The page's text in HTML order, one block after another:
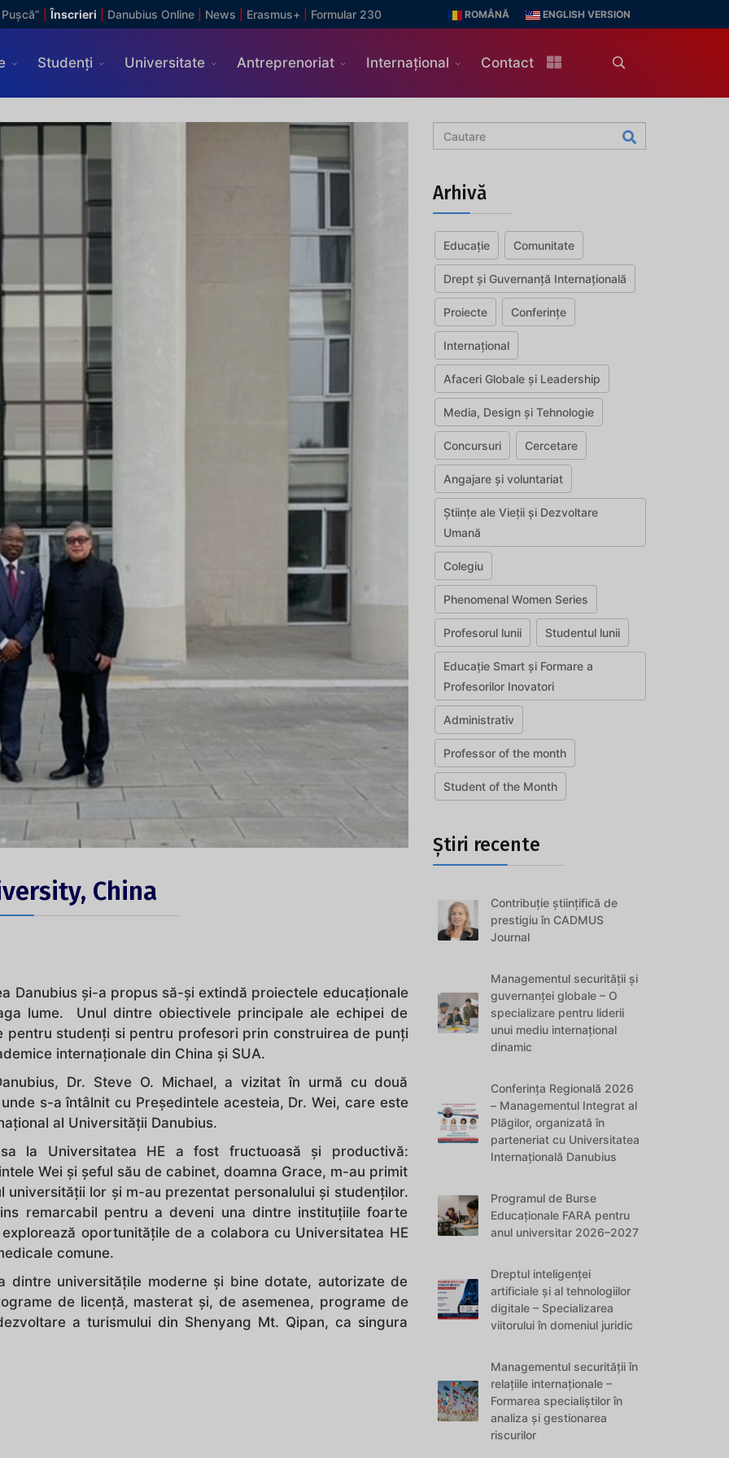
Înscrieri Danubius Online News Erasmus+ Formular 230 ROMÂNĂ ENGLISH VERSION
Studenți Universitate Antreprenoriat Internațional Contact
China
Danubius și-a propus să-și extindă proiectele educaționale
lume. Unul dintre obiectivele principale ale echipei de
studenți si pentru profesori prin construirea de punți
internaționale din China și SUA.
Dr. Steve O. Michael, a vizitat în urmă cu două
s-a întâlnit cu Președintele acesteia, Dr. Wei, care este
al Universității Danubius.
la Universitatea HE a fost fructuoasă și productivă:
Wei și șeful său de cabinet, doamna Grace, m-au primit
lor și m-au prezentat personalului și studenților.
remarcabil pentru a deveni una dintre instituțiile foarte
oportunitățile de a colabora cu Universitatea HE
comune.
dintre universitățile moderne și bine dotate, autorizate de
de licență, masterat și, de asemenea, programe de
a turismului din Shenyang Mt. Qipan, ca singura
Arhivă
Educație Comunitate
Drept și Guvernanță Internațională
Proiecte Conferințe
Internațional
Afaceri Globale și Leadership
Media, Design și Tehnologie
Concursuri Cercetare
Angajare și voluntariat
Științe ale Vieții și Dezvoltare
Umană
Colegiu
Phenomenal Women Series
Profesorul lunii Studentul lunii
Educație Smart și Formare a
Profesorilor Inovatori
Administrativ
Professor of the month
Student of the Month
Știri recente
Contribuție științifică de
prestigiu în CADMUS
Journal
Managementul securității și
guvernanței globale – O
specializare pentru liderii
unui mediu internațional
dinamic
Conferința Regională 2026
– Managementul Integrat al
Plăgilor, organizată în
parteneriat cu Universitatea
Internațională Danubius
Programul de Burse
Educaționale FARA pentru
anul universitar 2026–2027
Dreptul inteligenței
artificiale și al tehnologiilor
digitale – Specializarea
viitorului în domeniul juridic
Managementul securității în
relațiile internaționale –
Formarea specialiștilor în
analiza și gestionarea
riscurilor